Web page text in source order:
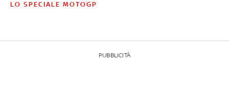
LO SPECIALE MOTOGP
PUBBLICITÀ